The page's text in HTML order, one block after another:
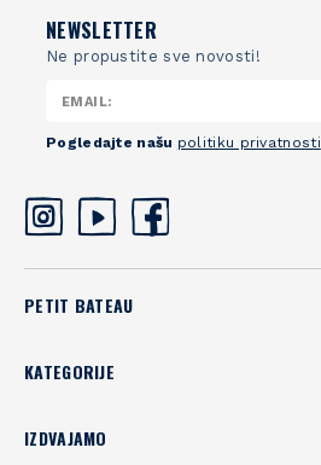
NEWSLETTER
Ne propustite sve novosti!
Pogledajte našu politiku privatnosti
PETIT BATEAU
KATEGORIJE
IZDVAJAMO